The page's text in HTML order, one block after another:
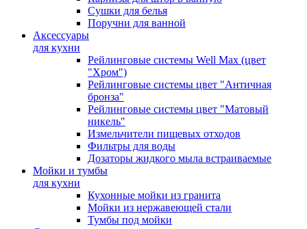
Сушки для белья
Поручни для ванной
Аксессуары
для кухни
Рейлинговые системы Well Max (цвет
"Хром")
Рейлинговые системы цвет "Античная
бронза"
Рейлинговые системы цвет "Матовый
никель"
Измельчители пищевых отходов
Фильтры для воды
Дозаторы жидкого мыла встраиваемые
Мойки и тумбы
для кухни
Кухонные мойки из гранита
Мойки из нержавеющей стали
Тумбы под мойки